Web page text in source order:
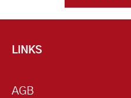
LINKS
AGB